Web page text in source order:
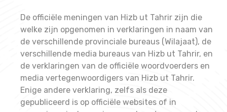
De officiële meningen van Hizb ut Tahrir zijn die
welke zijn opgenomen in verklaringen in naam van
de verschillende provinciale bureaus (Wilajaat), de
verschillende media bureaus van Hizb ut Tahrir, en
de verklaringen van de officiële woordvoerders en
media vertegenwoordigers van Hizb ut Tahrir.
Enige andere verklaring, zelfs als deze
gepubliceerd is op officiële websites of in